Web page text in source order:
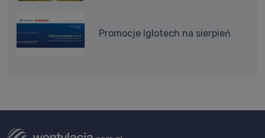
Promocje Iglotech na sierpień